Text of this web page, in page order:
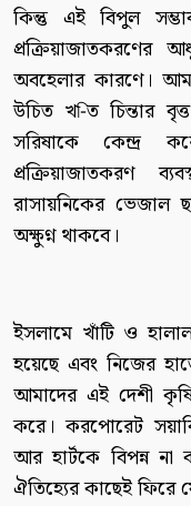
কিন্তু এই বিপুল
প্রক্রিয়াজাতকরণের
অবহেলার কারণে।
উচিত খ-িত চিন্তার
সরিষাকে কেন্দ্র
প্রক্রিয়াজাতকরণ
রাসায়নিকের ভেজাল
অক্ষুণ্ন থাকবে।
ইসলামে খাঁটি ও
হয়েছে এবং নিজের
আমাদের এই দেশী
করে। করপোরেট
আর হার্টকে বিপন্ন
ঐতিহ্যের কাছেই ফিরে